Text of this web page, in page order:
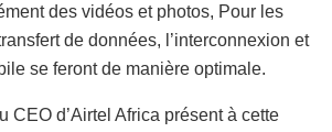
des vidéos et photos, Pour les
de données, l’interconnexion et
se feront de manière optimale.
CEO d’Airtel Africa présent à cette